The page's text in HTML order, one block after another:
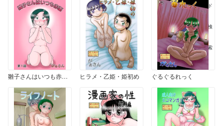
雛子さんはいつも赤面 1 ヒラメ・乙姫・姫初め ぐるぐるれっく